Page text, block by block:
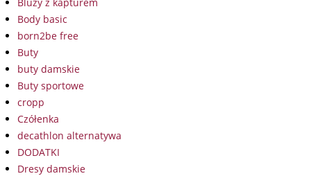
Body basic
born2be free
Buty
buty damskie
Buty sportowe
cropp
Czółenka
decathlon alternatywa
DODATKI
Dresy damskie